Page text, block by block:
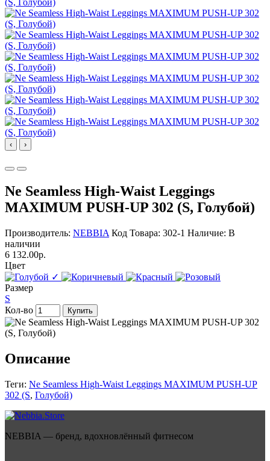
‹ ›
Ne Seamless High-Waist Leggings
MAXIMUM PUSH-UP 302 (S, Голубой)
Производитель: NEBBIA Код Товара: 302-1 Наличие: В
наличии
6 132.00р.
Цвет
✓
Размер
S
Кол-во
Купить
Описание
Теги: Ne Seamless High-Waist Leggings MAXIMUM PUSH-UP
302 (S, Голубой)
NEBBIA — бренд, вдохновлённый фитнесом